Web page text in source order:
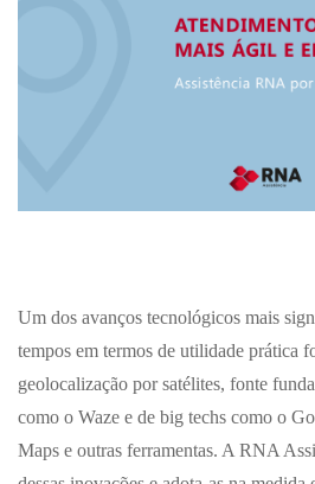
Um dos avanços tecnológicos mais
tempos em termos de utilidade prática
geolocalização por satélites, fonte
como o Waze e de big techs como o
Maps e outras ferramentas. A RNA